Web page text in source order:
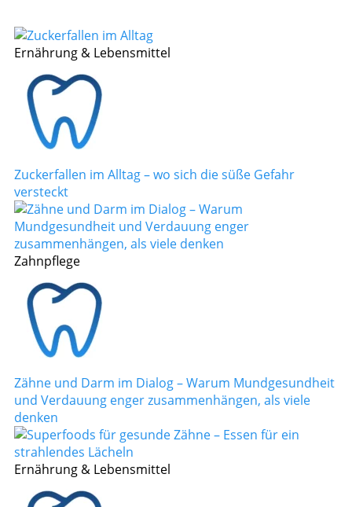
Ernährung & Lebensmittel
Zuckerfallen im Alltag – wo sich die süße Gefahr
versteckt
Zahnpflege
Zähne und Darm im Dialog – Warum Mundgesundheit
und Verdauung enger zusammenhängen, als viele
denken
Ernährung & Lebensmittel